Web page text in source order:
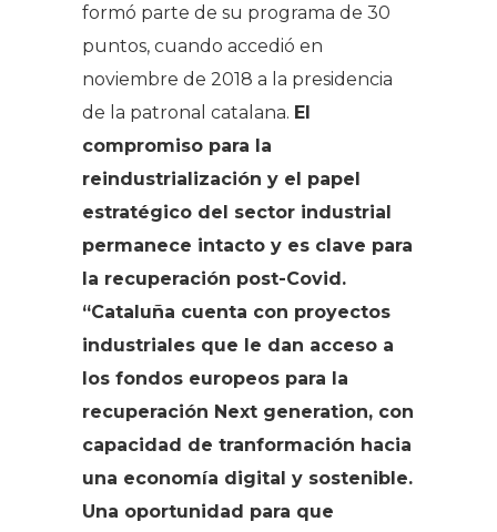
formó parte de su programa de 30
puntos, cuando accedió en
noviembre de 2018 a la presidencia
de la patronal catalana. El
compromiso para la
reindustrialización y el papel
estratégico del sector industrial
permanece intacto y es clave para
la recuperación post-Covid.
“Cataluña cuenta con proyectos
industriales que le dan acceso a
los fondos europeos para la
recuperación Next generation, con
capacidad de tranformación hacia
una economía digital y sostenible.
Una oportunidad para que